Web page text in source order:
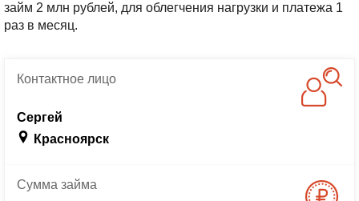
займ 2 млн рублей, для облегчения нагрузки и платежа 1
раз в месяц.
Контактноелицо
Сергей
Красноярск
Суммазайма